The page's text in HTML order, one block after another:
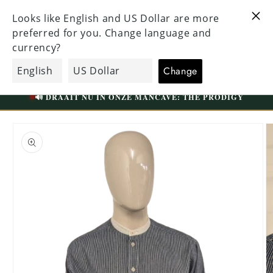
contenido
A
VISITE NUESTRA TIENDA ÚNICA EN TILBURG
WESTERMARKT | APARCAMIENTO GRATUITO
EcoGents
📍 WESTERMARKT 35A | TILBURG
🔊 DRAAIT NU IN ONZE MANCAVE: THE PRODIGY
Ir
a la
información
del producto